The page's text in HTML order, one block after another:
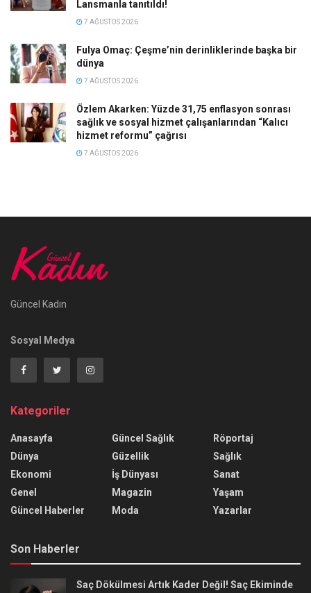
Lansmanla tanıtıldı!
7 AĞUSTOS 2026
Fulya Omaç: Çeşme’nin derinliklerinde başka bir
dünya
7 AĞUSTOS 2026
Özlem Akarken: Yüzde 31,75 enflasyon sonrası
sağlık ve sosyal hizmet çalışanlarından “Kalıcı
hizmet reformu” çağrısı
7 AĞUSTOS 2026
Güncel Kadın
Sosyal Medya
Kategoriler
Anasayfa
Dünya
Ekonomi
Genel
Güncel Haberler
Güncel Sağlık
Güzellik
İş Dünyası
Magazin
Moda
Röportaj
Sağlık
Sanat
Yaşam
Yazarlar
Son Haberler
Saç Dökülmesi Artık Kader Değil! Saç Ekiminde